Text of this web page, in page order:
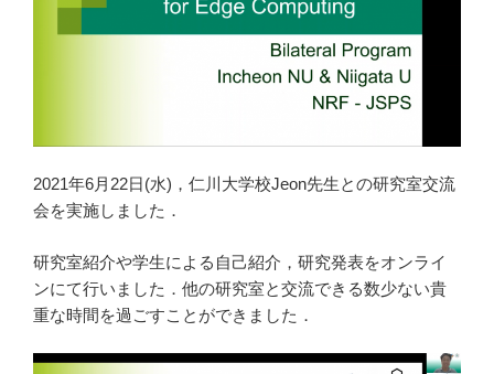
2021年6月22日(水)，仁川大学校Jeon先生との研究室交流
会を実施しました．
研究室紹介や学生による自己紹介，研究発表をオンライ
ンにて行いました．他の研究室と交流できる数少ない貴
重な時間を過ごすことができました．